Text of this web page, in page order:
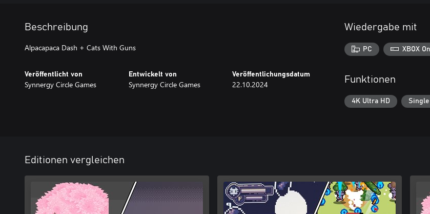
Beschreibung
Alpacapaca Dash + Cats With Guns
Veröffentlicht von
Synnergy Circle Games
Entwickelt von
Synnergy Circle Games
Veröffentlichungsdatum
22.10.2024
Wiedergabe mit
PC XBOX
Funktionen
4K Ultra HD
Editionen vergleichen